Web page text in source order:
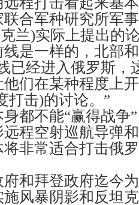
合军种研究所军
兰)实际上提出的
是一样的，北部
已经进入俄罗斯，
们在某种程度上
打击)的讨论。”
都不能“赢得战争
程空射巡航导弹
非常适合打击俄
和拜登政府迄今
风暴阴影和反坦